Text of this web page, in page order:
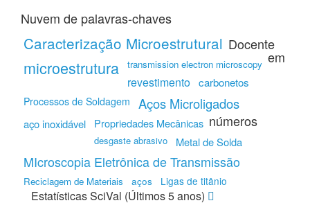
Nuvem de palavras-chaves
Caracterização Microestrutural
microestrutura transmission electron microscopy
revestimento carbonetos
Processos de Soldagem Aços Microligados
aço inoxidável Propriedades Mecânicas
desgaste abrasivo Metal de Solda
MIcroscopia Eletrônica de Transmissão
Reciclagem de Materiais aços Ligas de titânio
Docente
em
números
Estatísticas SciVal (Últimos 5 anos)